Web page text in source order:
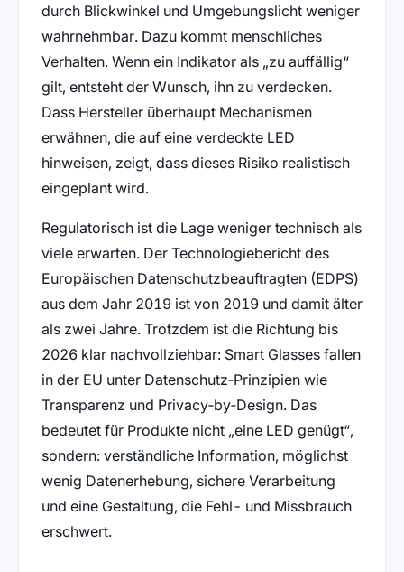
durch Blickwinkel und Umgebungslicht weniger
wahrnehmbar. Dazu kommt menschliches
Verhalten. Wenn ein Indikator als „zu auffällig“
gilt, entsteht der Wunsch, ihn zu verdecken.
Dass Hersteller überhaupt Mechanismen
erwähnen, die auf eine verdeckte LED
hinweisen, zeigt, dass dieses Risiko realistisch
eingeplant wird.
Regulatorisch ist die Lage weniger technisch als
viele erwarten. Der Technologiebericht des
Europäischen Datenschutzbeauftragten (EDPS)
aus dem Jahr 2019 ist von 2019 und damit älter
als zwei Jahre. Trotzdem ist die Richtung bis
2026 klar nachvollziehbar: Smart Glasses fallen
in der EU unter Datenschutz‑Prinzipien wie
Transparenz und Privacy‑by‑Design. Das
bedeutet für Produkte nicht „eine LED genügt“,
sondern: verständliche Information, möglichst
wenig Datenerhebung, sichere Verarbeitung
und eine Gestaltung, die Fehl- und Missbrauch
erschwert.